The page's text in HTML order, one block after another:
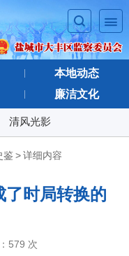
本地动态
廉洁文化
清风光影
鉴 > 详细内容
了时局转换的
579 次